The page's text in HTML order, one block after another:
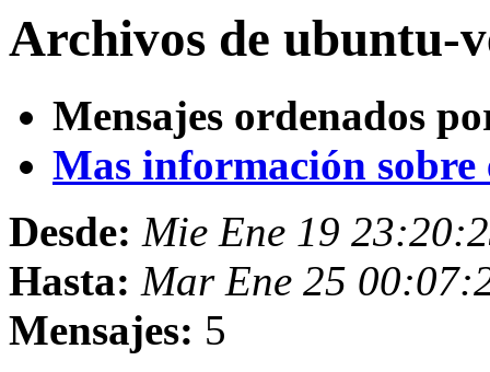
Archivos de ubuntu-
Mensajes ordenados
Mas información sobre
Desde: Mie Ene 19
Hasta: Mar Ene 25
Mensajes: 5